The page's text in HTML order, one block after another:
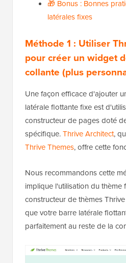
🎁 Bonus : Bonnes
latérales fixes
Méthode 1 : Utiliser
pour créer un widget
collante (plus
Une façon efficace d'ajouter
latérale flottante fixe est
constructeur de pages doté
spécifique.Thrive Architect,
Thrive Themes, offre cette
Nous recommandons cette
implique l'utilisation du thème
constructeur de thèmes Thrive
que votre barre latérale
parfaitement au reste de la